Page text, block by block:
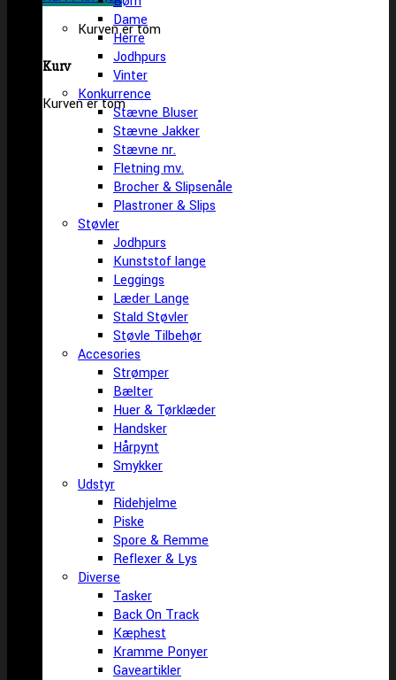
Kurven er tom
Kurv
Kurven er tom
Dame
Herre
Jodhpurs
Vinter
Konkurrence
Stævne Bluser
Stævne Jakker
Stævne nr.
Fletning mv.
Brocher & Slipsenåle
Plastroner & Slips
Støvler
Jodhpurs
Kunststof lange
Leggings
Læder Lange
Stald Støvler
Støvle Tilbehør
Accesories
Strømper
Bælter
Huer & Tørklæder
Handsker
Hårpynt
Smykker
Udstyr
Ridehjelme
Piske
Spore & Remme
Reflexer & Lys
Diverse
Tasker
Back On Track
Kæphest
Kramme Ponyer
Gaveartikler